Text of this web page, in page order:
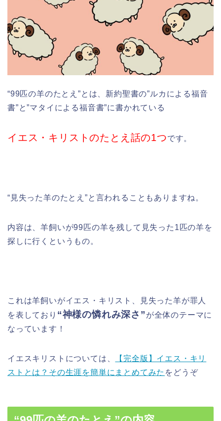
“99匹の羊のたとえ”とは、新約聖書の”ルカによる福音
書”と”マタイによる福音書”に書かれている
イエス・キリストのたとえ話の1つです。
“見失った羊のたとえ”と言われることもありますね。
内容は、羊飼いが99匹の羊を残して見失った1匹の羊を
探しに行く というもの。
これは羊飼いがイエス・キリスト、見失った羊が罪人
を表しており “神様の憐れみ深さ” が全体のテーマに
なっています！
イエスキリストについては、
【完全版】イエス・キリ
ストとは？その生涯を簡単にまとめてみた をどうぞ